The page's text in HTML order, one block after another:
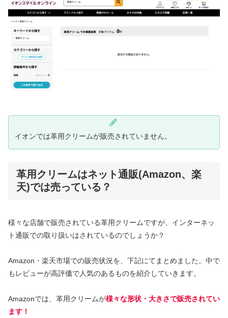
イオンでは革用クリームが販売されていません。
革用クリームはネット通販(Amazon、楽
天)では売っている？
様々な店舗で販売されている革用クリームですが、インターネッ
ト通販での取り扱いはされているのでしょうか？
Amazon・楽天市場での販売状況を、下記にてまとめました。中で
もレビューが高評価で人気のあるものを紹介していきます。
Amazonでは、革用クリームが様々な形状・大きさで販売されてい
ます！